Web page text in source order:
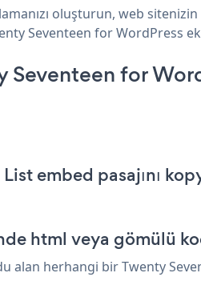
oluşturun, web
Seventeen for WordPress
Seventeen for
embed pasajını
html veya gömülü
herhangi bir Twenty